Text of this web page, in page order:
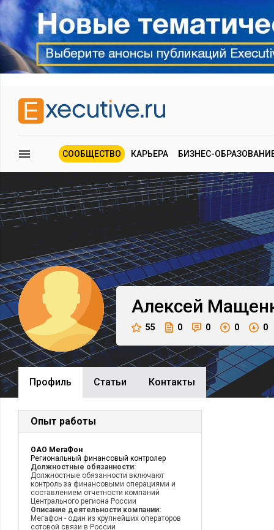
СООБЩЕСТВО КАРЬЕРА БИЗНЕС-
Алексей
55 0 0 0 0
Профиль Cтатьи Контакты
Опыт работы
ОАО МегаФон
Региональный финансовый контролер
Должностные обязанности:
Должностные обязанности включают
контроль за финансовыми операциями и
составлением отчетности компаний
Центрального региона России
Описание деятельности компании:
Мегафон - один из крупнейших операторов
сотовой связи в России